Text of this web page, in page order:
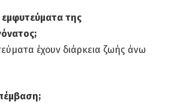
της
έχουν διάρκεια ζωής άνω